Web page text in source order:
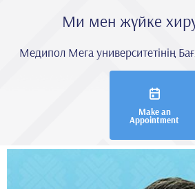
Ми мен жүйке
Медипол Мега университетінің
Make an
Appointment